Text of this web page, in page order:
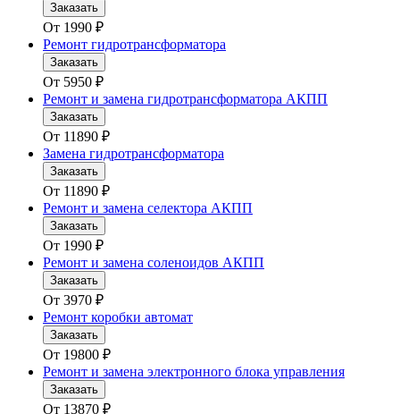
Заказать
От 1990 ₽
Ремонт гидротрансформатора
Заказать
От 5950 ₽
Ремонт и замена гидротрансформатора АКПП
Заказать
От 11890 ₽
Замена гидротрансформатора
Заказать
От 11890 ₽
Ремонт и замена селектора АКПП
Заказать
От 1990 ₽
Ремонт и замена соленоидов АКПП
Заказать
От 3970 ₽
Ремонт коробки автомат
Заказать
От 19800 ₽
Ремонт и замена электронного блока управления
Заказать
От 13870 ₽